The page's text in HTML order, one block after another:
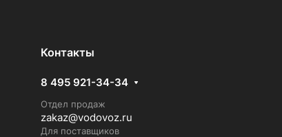
Контакты
8 495 921-34-34
Отдел продаж
zakaz@vodovoz.ru
Для поставщиков